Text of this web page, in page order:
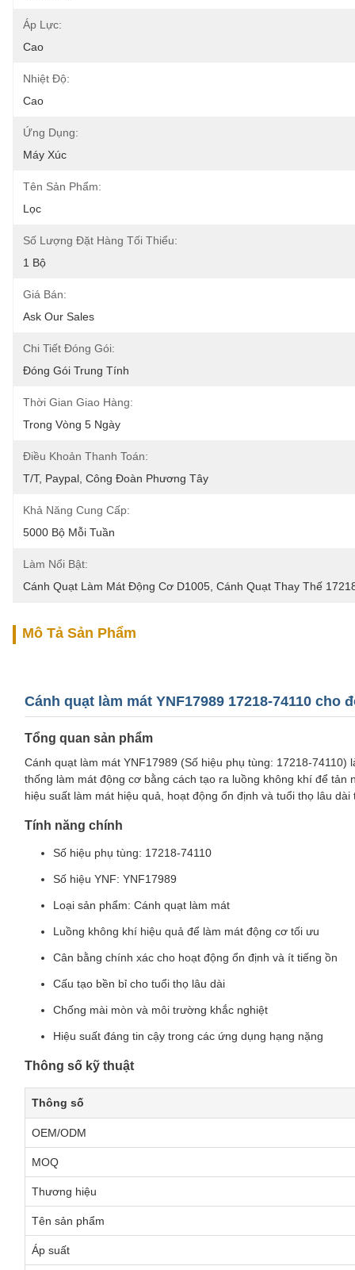
Áp Lực:
Cao
Nhiệt Độ:
Cao
Ứng Dụng:
Máy Xúc
Tên Sản Phẩm:
Lọc
Số Lượng Đặt Hàng Tối Thiểu:
1 Bộ
Giá Bán:
Ask Our Sales
Chi Tiết Đóng Gói:
Đóng Gói Trung Tính
Thời Gian Giao Hàng:
Trong Vòng 5 Ngày
Điều Khoản Thanh Toán:
T/T, Paypal, Công Đoàn Phương Tây
Khả Năng Cung Cấp:
5000 Bộ Mỗi Tuần
Làm Nổi Bật:
Cánh Quạt Làm Mát Động Cơ D1005 Cánh Quạt Thay Thế
Mô Tả Sản Phẩm
Cánh quạt làm mát YNF17989 17218-74110 cho
Tổng quan sản phẩm
Cánh quạt làm mát YNF17989 (Số hiệu phụ tùng: 17218-
thống làm mát động cơ bằng cách tạo ra luồng không khí để
hiệu suất làm mát hiệu quả, hoạt động ổn định và tuổi thọ lâu
Tính năng chính
Số hiệu phụ tùng: 17218-74110
Số hiệu YNF: YNF17989
Loại sản phẩm: Cánh quạt làm mát
Luồng không khí hiệu quả để làm mát động cơ tối ưu
Cân bằng chính xác cho hoạt động ổn định và ít tiếng ồn
Cấu tạo bền bỉ cho tuổi thọ lâu dài
Chống mài mòn và môi trường khắc nghiệt
Hiệu suất đáng tin cậy trong các ứng dụng hạng nặng
Thông số kỹ thuật
Thông số
OEM/ODM
MOQ
Thương hiệu
Tên sản phẩm
Áp suất